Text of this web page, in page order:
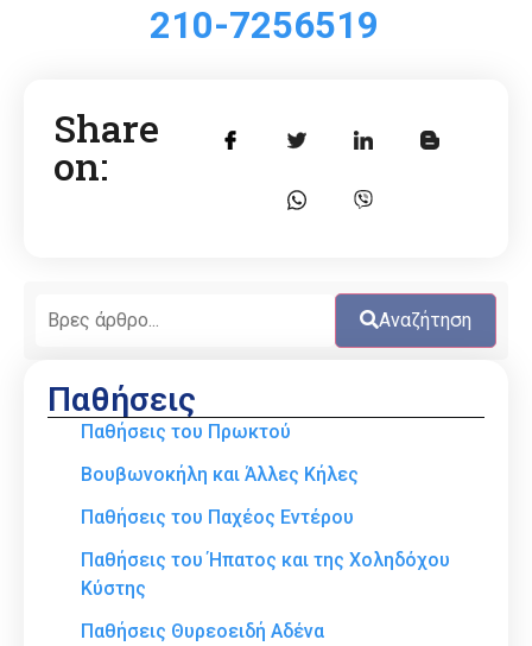
210-7256519
Share
on:
Αναζήτηση
Παθήσεις
Παθήσεις του Πρωκτού
Βουβωνοκήλη και Άλλες Κήλες
Παθήσεις του Παχέος Εντέρου
Παθήσεις του Ήπατος και της Χοληδόχου
Κύστης
Παθήσεις Θυρεοειδή Αδένα